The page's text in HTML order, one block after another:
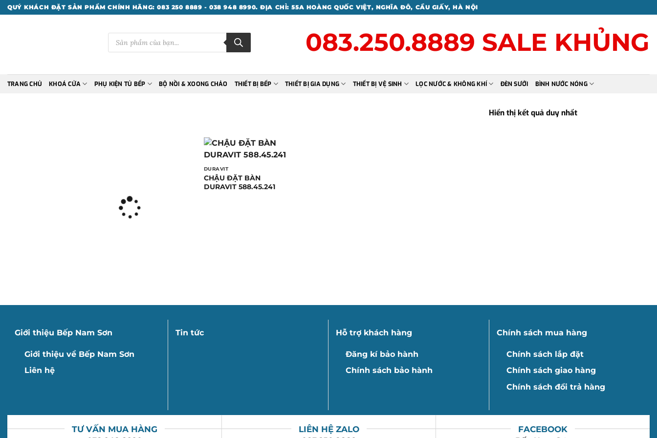
Bỏ
qua
QUÝ KHÁCH ĐẶT SẢN PHẨM CHÍNH HÃNG: 083 250 8889 - 038 948 8990. ĐỊA CHỈ: 55A HOÀNG QUỐC VIỆT, NGHĨA ĐÔ, CẦU GIẤY, HÀ NỘI
Tìm
kiếm
phẩm
083.250.8889 SALE KHỦNG
TRANG CHỦ KHOÁ CỬA PHỤ KIỆN TỦ BẾP BỘ NỒI & XOONG CHẢO THIẾT BỊ BẾP THIẾT BỊ GIA DỤNG THIẾT BỊ VỆ SINH LỌC NƯỚC & KHÔNG KHÍ ĐÈN SƯỞI BÌNH NƯỚC NÓNG
Hiển thị kết quả duy nhất
DURAVIT
CHẬU ĐẶT BÀN
DURAVIT 588.45.241
Giới thiệu Bếp Nam Sơn
Giới thiệu về Bếp Nam Sơn
Liên hệ
Tin tức Hỗ trợ khách hàng
Đăng kí bảo hành
Chính sách bảo hành
Chính sách mua hàng
Chính sách lắp đặt
Chính sách giao hàng
Chính sách đổi trả hàng
TƯ VẤN MUA HÀNG LIÊN HỆ ZALO FACEBOOK